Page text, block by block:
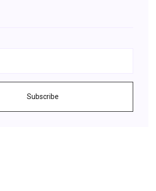
Subscribe